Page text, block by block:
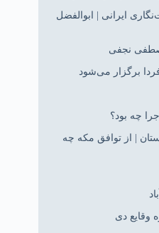
ایرانی | ابوالفضل
نجفی
برگزار می‌شود
چه بود؟
| از توافق مکه چه
وقایع دی